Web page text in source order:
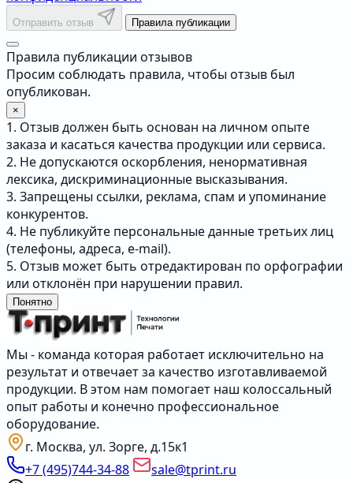
Отправить отзыв Правила публикации
Правила публикации отзывов
Просим соблюдать правила, чтобы отзыв был
опубликован.
×
1. Отзыв должен быть основан на личном опыте
заказа и касаться качества продукции или сервиса.
2. Не допускаются оскорбления, ненормативная
лексика, дискриминационные высказывания.
3. Запрещены ссылки, реклама, спам и упоминание
конкурентов.
4. Не публикуйте персональные данные третьих лиц
(телефоны, адреса, e-mail).
5. Отзыв может быть отредактирован по орфографии
или отклонён при нарушении правил.
Понятно
Мы - команда которая работает исключительно на
результат и отвечает за качество изготавливаемой
продукции. В этом нам помогает наш колоссальный
опыт работы и конечно профессиональное
оборудование.
г. Москва, ул. Зорге, д.15к1
+7 (495)744-34-88
sale@tprint.ru